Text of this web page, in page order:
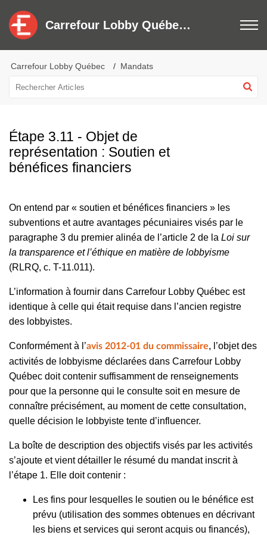
Carrefour Lobby Québec - Centre de services
Carrefour Lobby Québec Mandats
Étape 3.11 - Objet de
représentation : Soutien et
bénéfices financiers
On entend par « soutien et bénéfices financiers » les
subventions et autre avantages pécuniaires visés par le
paragraphe 3 du premier alinéa de l’article 2 de la Loi sur
la transparence et l’éthique en matière de lobbyisme
(RLRQ, c. T-11.011).
L’information à fournir dans Carrefour Lobby Québec est
identique à celle qui était requise dans l’ancien registre
des lobbyistes.
Conformément à l’avis 2012-01 du commissaire, l’objet des
activités de lobbyisme déclarées dans Carrefour Lobby
Québec doit contenir suffisamment de renseignements
pour que la personne qui le consulte soit en mesure de
connaître précisément, au moment de cette consultation,
quelle décision le lobbyiste tente d’influencer.
La boîte de description des objectifs visés par les activités
s’ajoute et vient détailler le résumé du mandat inscrit à
l’étape 1. Elle doit contenir :
Les fins pour lesquelles le soutien ou le bénéfice est
prévu (utilisation des sommes obtenues en décrivant
les biens et services qui seront acquis ou financés),